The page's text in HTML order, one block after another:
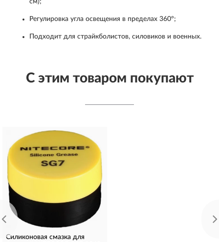
см);
Регулировка угла освещения в пределах 360°;
Подходит для страйкболистов, силовиков и военных.
С этим товаром покупают
Силиконовая смазка для